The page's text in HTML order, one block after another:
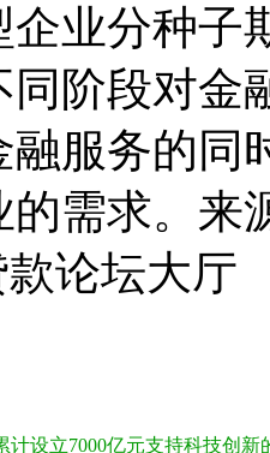
企业分种子
阶段对金
融服务的同
需求。来
款论坛大厅
计设立7000亿元支持科技创新